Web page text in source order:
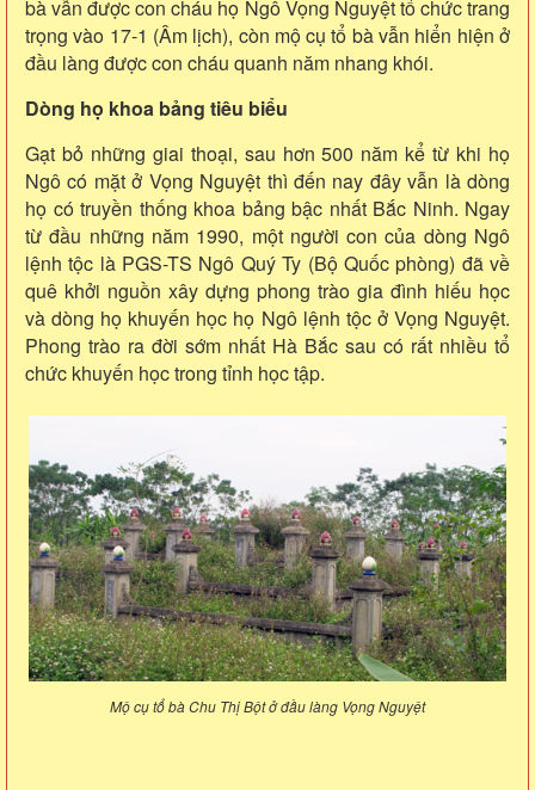
bà vẫn được con cháu họ Ngô Vọng Nguyệt tổ chức trang
trọng vào 17-1 (Âm lịch), còn mộ cụ tổ bà vẫn hiển hiện ở
đầu làng được con cháu quanh năm nhang khói.
Dòng họ khoa bảng tiêu biểu
Gạt bỏ những giai thoại, sau hơn 500 năm kể từ khi họ
Ngô có mặt ở Vọng Nguyệt thì đến nay đây vẫn là dòng
họ có truyền thống khoa bảng bậc nhất Bắc Ninh. Ngay
từ đầu những năm 1990, một người con của dòng Ngô
lệnh tộc là PGS-TS Ngô Quý Ty (Bộ Quốc phòng) đã về
quê khởi nguồn xây dựng phong trào gia đình hiếu học
và dòng họ khuyến học họ Ngô lệnh tộc ở Vọng Nguyệt.
Phong trào ra đời sớm nhất Hà Bắc sau có rất nhiều tổ
chức khuyến học trong tỉnh học tập.
Mộ cụ tổ bà Chu Thị Bột ở đầu làng Vọng Nguyệt